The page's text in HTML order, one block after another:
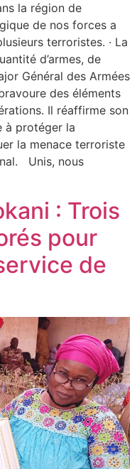
la région de
de nos forces a
terroristes. · La
d’armes, de
Général des Armées
des éléments
Il réaffirme son
à protéger la
la menace terroriste
Unis, nous
: Trois
pour
de